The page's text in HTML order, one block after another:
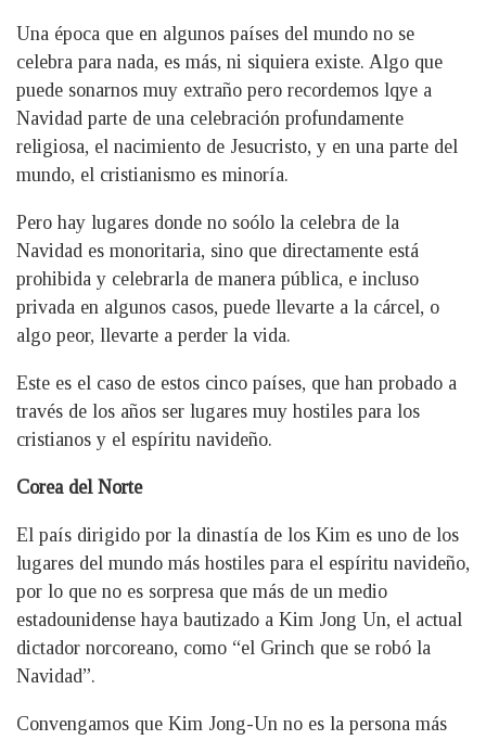
Una época que en algunos países del mundo no se
celebra para nada, es más, ni siquiera existe. Algo que
puede sonarnos muy extraño pero recordemos lqye a
Navidad parte de una celebración profundamente
religiosa, el nacimiento de Jesucristo, y en una parte del
mundo, el cristianismo es minoría.
Pero hay lugares donde no soólo la celebra de la
Navidad es monoritaria, sino que directamente está
prohibida y celebrarla de manera pública, e incluso
privada en algunos casos, puede llevarte a la cárcel, o
algo peor, llevarte a perder la vida.
Este es el caso de estos cinco países, que han probado a
través de los años ser lugares muy hostiles para los
cristianos y el espíritu navideño.
Corea del Norte
El país dirigido por la dinastía de los Kim es uno de los
lugares del mundo más hostiles para el espíritu navideño,
por lo que no es sorpresa que más de un medio
estadounidense haya bautizado a Kim Jong Un, el actual
dictador norcoreano, como “el Grinch que se robó la
Navidad”.
Convengamos que Kim Jong-Un no es la persona más